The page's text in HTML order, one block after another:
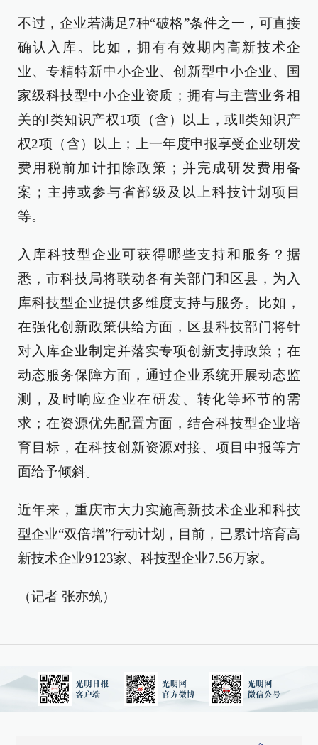
不过，企业若满足7种“破格”条件之一，可直接
确认入库。比如，拥有有效期内高新技术企
业、专精特新中小企业、创新型中小企业、国
家级科技型中小企业资质；拥有与主营业务相
关的Ⅰ类知识产权1项（含）以上，或Ⅱ类知识产
权2项（含）以上；上一年度申报享受企业研发
费用税前加计扣除政策；并完成研发费用备
案；主持或参与省部级及以上科技计划项目
等。
入库科技型企业可获得哪些支持和服务？据
悉，市科技局将联动各有关部门和区县，为入
库科技型企业提供多维度支持与服务。比如，
在强化创新政策供给方面，区县科技部门将针
对入库企业制定并落实专项创新支持政策；在
动态服务保障方面，通过企业系统开展动态监
测，及时响应企业在研发、转化等环节的需
求；在资源优先配置方面，结合科技型企业培
育目标，在科技创新资源对接、项目申报等方
面给予倾斜。
近年来，重庆市大力实施高新技术企业和科技
型企业“双倍增”行动计划，目前，已累计培育高
新技术企业9123家、科技型企业7.56万家。
（记者 张亦筑）